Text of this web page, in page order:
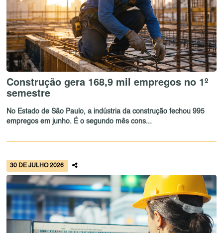
Construção gera 168,9 mil empregos no 1º
semestre
No Estado de São Paulo, a indústria da construção fechou 995
empregos em junho. É o segundo mês cons...
30 DE JULHO 2026